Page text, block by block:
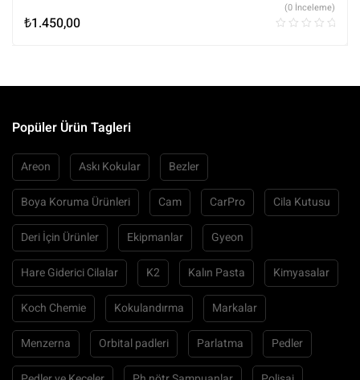
₺1.450,00
(0 İnceleme)
Popüler Ürün Tagleri
Areon Askı Kokular Bezler
Boya Koruma Ürünleri Cam CarPro Cila Kutusu
Deri İçin Ürünler Ekipmanlar Gyeon
Hare Giderici Cilalar K2 Kalın Pasta Kimyasalar
Koch Chemie Kokulandırma Markalar
Menzerna Orbital padleri Parlatma Pedler